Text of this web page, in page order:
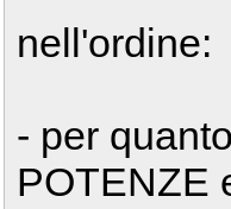
nell'ordine:
- per
POTENZE